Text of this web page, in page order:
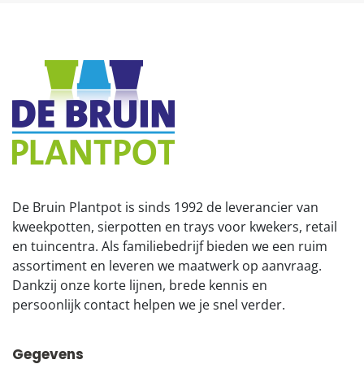
De Bruin Plantpot is sinds 1992 de leverancier van
kweekpotten, sierpotten en trays voor kwekers, retail
en tuincentra. Als familiebedrijf bieden we een ruim
assortiment en leveren we maatwerk op aanvraag.
Dankzij onze korte lijnen, brede kennis en
persoonlijk contact helpen we je snel verder.
Gegevens